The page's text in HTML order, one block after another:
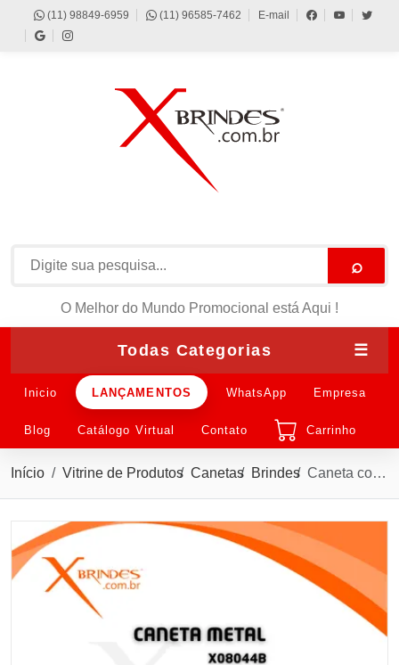
(11) 98849-6959 (11) 96585-7462 E-mail
⌕
O Melhor do Mundo Promocional está Aqui !
Todas Categorias ☰
Inicio LANÇAMENTOS WhatsApp Empresa
Blog Catálogo Virtual Contato Carrinho
Início Vitrine de Produtos Canetas Brindes Caneta com Corpo Metálico e ponteira Touch X08044B